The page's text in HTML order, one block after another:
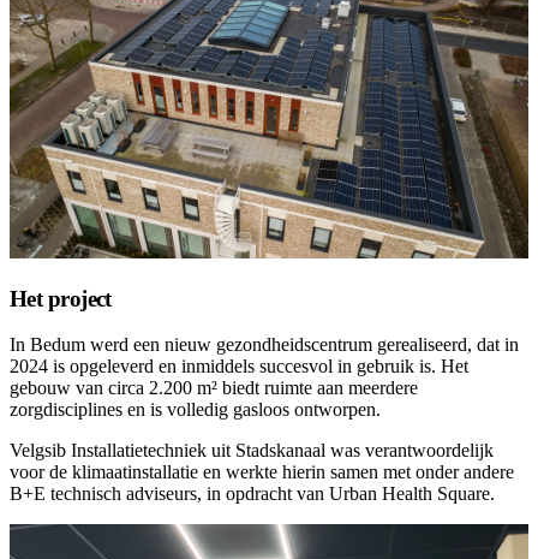
Het project
In Bedum werd een nieuw gezondheidscentrum gerealiseerd, dat in
2024 is opgeleverd en inmiddels succesvol in gebruik is. Het
gebouw van circa 2.200 m² biedt ruimte aan meerdere
zorgdisciplines en is volledig gasloos ontworpen.
Velgsib Installatietechniek uit Stadskanaal was verantwoordelijk
voor de klimaatinstallatie en werkte hierin samen met onder andere
B+E technisch adviseurs, in opdracht van Urban Health Square.